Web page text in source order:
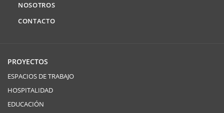
NOSOTROS
CONTACTO
PROYECTOS
ESPACIOS DE TRABAJO
HOSPITALIDAD
EDUCACIÓN